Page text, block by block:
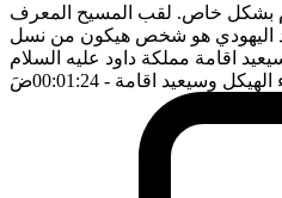
بشكل خاص. لقب المسيح المعرف
اليهودي هو شخص هيكون من نسل
اقامة مملكة داود عليه السلام
الهيكل وسيعيد اقامة - 00:01:24 ضَ